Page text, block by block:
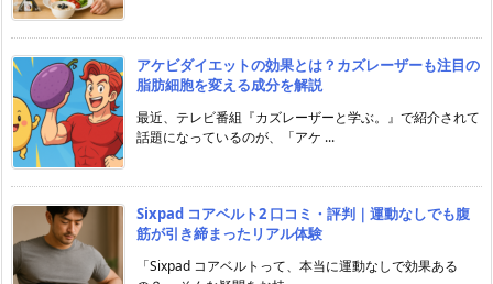
アケビダイエットの効果とは？カズレーザーも注目の
脂肪細胞を変える成分を解説
最近、テレビ番組『カズレーザーと学ぶ。』で紹介されて
話題になっているのが、「アケ ...
Sixpad コアベルト2 口コミ・評判｜運動なしでも腹
筋が引き締まったリアル体験
「Sixpad コアベルトって、本当に運動なしで効果ある